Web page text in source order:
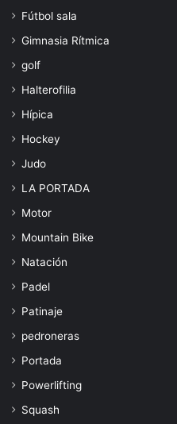
Fútbol sala
Gimnasia Rítmica
golf
Halterofilia
Hípica
Hockey
Judo
LA PORTADA
Motor
Mountain Bike
Natación
Padel
Patinaje
pedroneras
Portada
Powerlifting
Squash